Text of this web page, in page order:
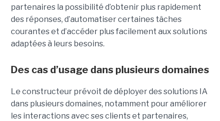
partenaires la possibilité d’obtenir plus rapidement
des réponses, d’automatiser certaines tâches
courantes et d’accéder plus facilement aux solutions
adaptées à leurs besoins.
Des cas d’usage dans plusieurs domaines
Le constructeur prévoit de déployer des solutions IA
dans plusieurs domaines, notamment pour améliorer
les interactions avec ses clients et partenaires,